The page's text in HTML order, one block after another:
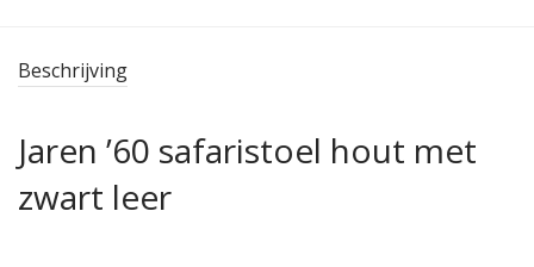
Beschrijving
Jaren ’60 safaristoel hout met
zwart leer